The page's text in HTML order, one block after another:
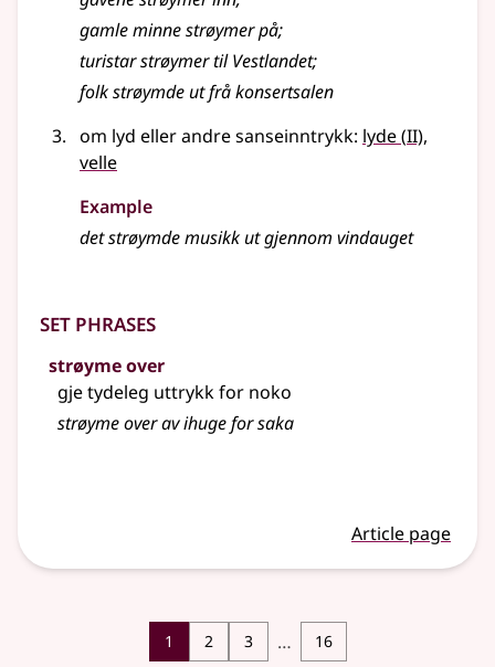
gamle minnestrøymerpå;
turistar strøymer til Vestlandet;
folk strøymde ut frå konsertsalen
om lyd eller andre sanseinntrykk: lyde(2
II),
velle
Example
det strøymde musikk ut gjennom vindauget
Set phrases
strøyme over
gje tydeleg uttrykk for noko
strøymeover av ihuge for saka
Article page
1 2 3 … 16